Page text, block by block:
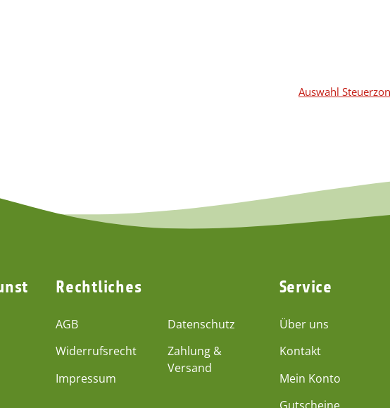
Auswahl
Rechtliches
AGB
Widerrufsrecht
Impressum
Datenschutz
Zahlung &
Versand
Service
Über uns
Kontakt
Mein Konto